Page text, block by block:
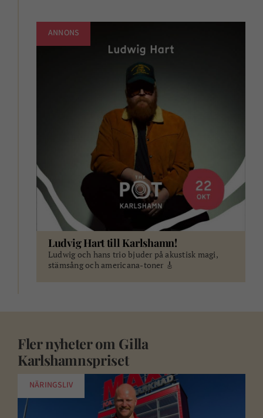
ANNONS
Ludvig Hart till Karlshamn!
Ludwig och hans trio bjuder på akustisk magi,
stämsång och americana-toner 🎸
Fler nyheter om Gilla
Karlshamnspriset
NÄRINGSLIV